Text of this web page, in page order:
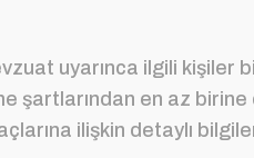
uyarınca ilgili
en az birine
ilişkin detaylı